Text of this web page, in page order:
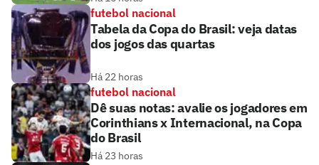
futebol nacional
Tabela da Copa do Brasil: veja datas
dos jogos das quartas
Há 22 horas
futebol nacional
Dê suas notas: avalie os jogadores em
Corinthians x Internacional, na Copa
do Brasil
Há 23 horas